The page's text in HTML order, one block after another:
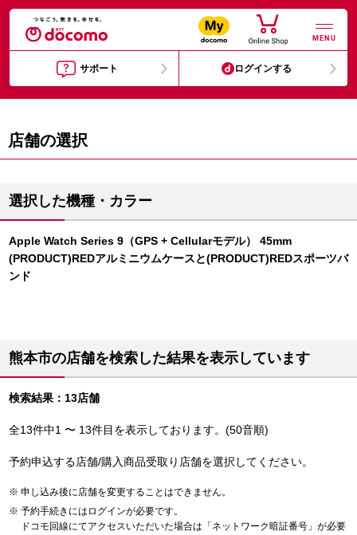
MENU
サポート ログインする
店舗の選択
選択した機種・カラー
Apple Watch Series 9（GPS + Cellularモデル） 45mm
(PRODUCT)REDアルミニウムケースと(PRODUCT)REDスポーツバ
ンド
熊本市の店舗を検索した結果を表示しています
検索結果：13店舗
全13件中1 〜 13件目を表示しております。(50音順)
予約申込する店舗/購入商品受取り店舗を選択してください。
申し込み後に店舗を変更することはできません。
予約手続きにはログインが必要です。
ドコモ回線にてアクセスいただいた場合は「ネットワーク暗証番号」が必要